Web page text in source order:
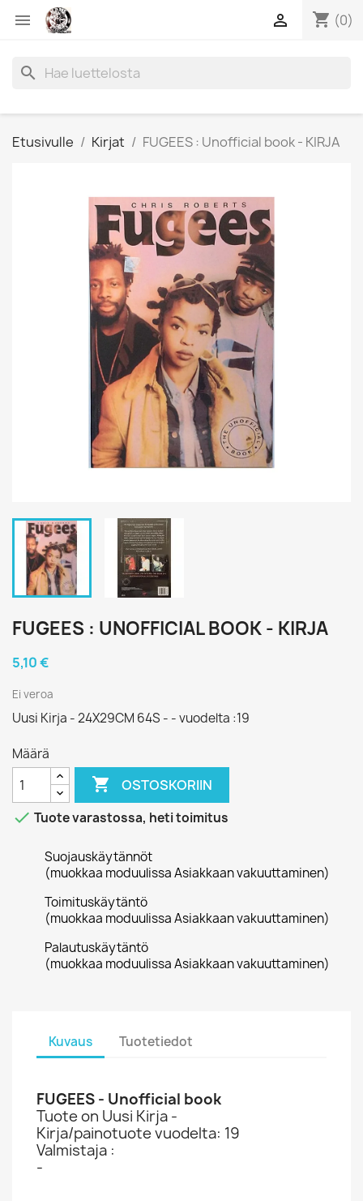
 shopping_cart (0)

search
Etusivulle Kirjat FUGEES : Unofficial book - KIRJA
FUGEES : UNOFFICIAL BOOK - KIRJA
5,10 €
Ei veroa
Uusi Kirja - 24X29CM 64S - - vuodelta :19
Määrä
 OSTOSKORIIN
 Tuote varastossa, heti toimitus
Suojauskäytännöt
(muokkaa moduulissa Asiakkaan vakuuttaminen)
Toimituskäytäntö
(muokkaa moduulissa Asiakkaan vakuuttaminen)
Palautuskäytäntö
(muokkaa moduulissa Asiakkaan vakuuttaminen)
Kuvaus Tuotetiedot
FUGEES - Unofficial book
Tuote on Uusi Kirja -
Kirja/painotuote vuodelta: 19
Valmistaja :
-